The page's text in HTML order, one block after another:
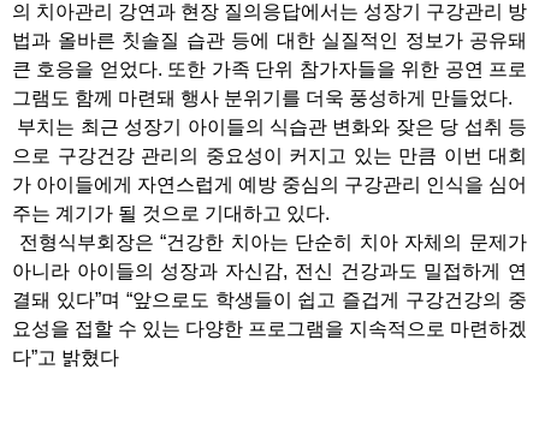
의 치아관리 강연과 현장 질의응답에서는 성장기 구강관리 방
법과 올바른 칫솔질 습관 등에 대한 실질적인 정보가 공유돼
큰 호응을 얻었다. 또한 가족 단위 참가자들을 위한 공연 프로
그램도 함께 마련돼 행사 분위기를 더욱 풍성하게 만들었다.
부치는 최근 성장기 아이들의 식습관 변화와 잦은 당 섭취 등
으로 구강건강 관리의 중요성이 커지고 있는 만큼 이번 대회
가 아이들에게 자연스럽게 예방 중심의 구강관리 인식을 심어
주는 계기가 될 것으로 기대하고 있다.
전형식부회장은 “건강한 치아는 단순히 치아 자체의 문제가
아니라 아이들의 성장과 자신감, 전신 건강과도 밀접하게 연
결돼 있다”며 “앞으로도 학생들이 쉽고 즐겁게 구강건강의 중
요성을 접할 수 있는 다양한 프로그램을 지속적으로 마련하겠
다”고 밝혔다